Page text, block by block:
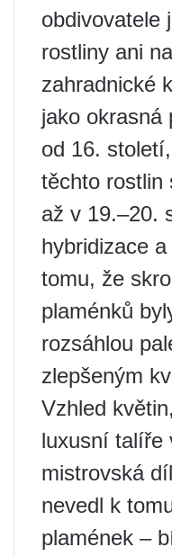
obdivovatele
rostliny ani
zahradnické
jako okrasná
od 16.
těchto rostlin
až v 19.–20.
hybridizace
tomu, že
plaménků
rozsáhlou
zlepšeným
Vzhled
luxusní talíře
mistrovská
nevedl k
plamének –